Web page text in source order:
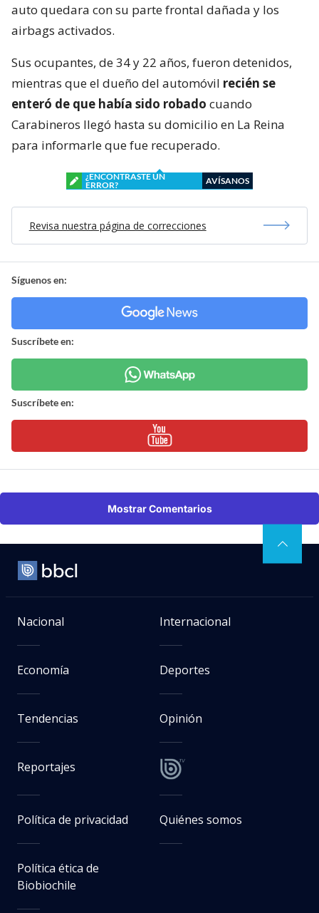
auto quedara con su parte frontal dañada y los
airbags activados.
Sus ocupantes, de 34 y 22 años, fueron detenidos,
mientras que el dueño del automóvil recién se
enteró de que había sido robado cuando
Carabineros llegó hasta su domicilio en La Reina
para informarle que fue recuperado.
¿ENCONTRASTE UN
ERROR?
AVÍSANOS
Revisa nuestra página de correcciones
Síguenos en:
Suscríbete en:
Suscríbete en:
Mostrar Comentarios
Nacional Internacional
Economía Deportes
Tendencias Opinión
Reportajes
Política de privacidad Quiénes somos
Política ética de
Biobiochile